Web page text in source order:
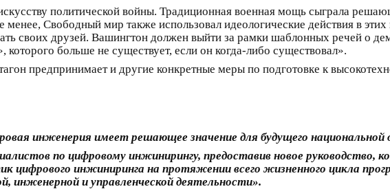
политической войны. Традиционная военная мощь сыграла
Свободный мир также использовал идеологические действия в
своих друзей. Вашингтон должен выйти за рамки шаблонных речей о
больше не существует, если он когда-либо существовал».
предпринимает и другие конкретные меры по подготовке к
инженерия имеет решающее значение для будущего национальной
по цифровому инжинирингу, предоставив новое руководство,
цифрового инжиниринга на протяжении всего жизненного цикла
инженерной и управленческой деятельности».